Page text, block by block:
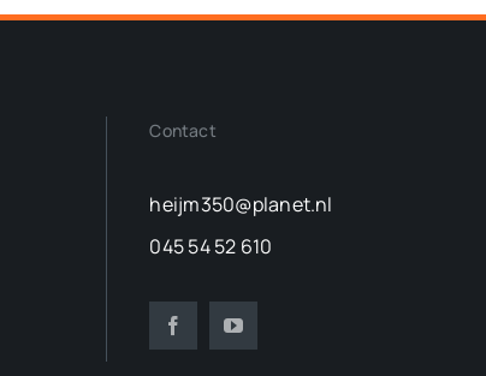
Contact
heijm350@planet.nl
045 54 52 610